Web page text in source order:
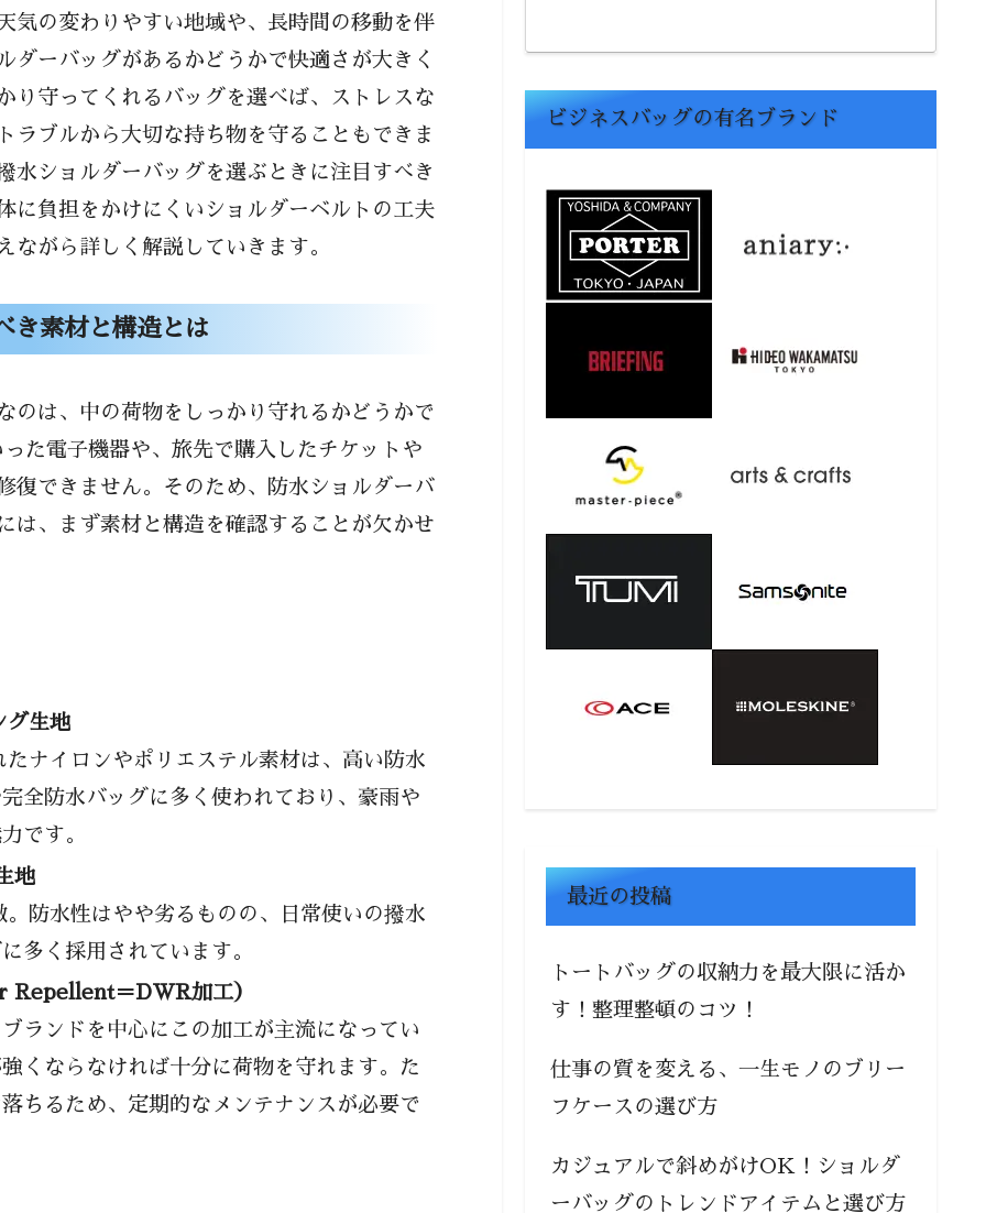
ョルダーベルトの工夫
み
のメリット
基づく設計
収納スペースの工夫
ッグのメリットとデメリット
ーンと不向きなシーン
取るか
価レビュー
」という失敗談から学ぶ
バッグ選び
めのチェックリスト
場合
る選び方のコツ
気の変わりやすい地域や、長時間の移動を伴
ダーバッグがあるかどうかで快適さが大きく
り守ってくれるバッグを選べば、ストレスな
ラブルから大切な持ち物を守ることもできま
水ショルダーバッグを選ぶときに注目すべき
に負担をかけにくいショルダーベルトの工夫
がら詳しく解説していきます。
き素材と構造とは
のは、中の荷物をしっかり守れるかどうかで
た電子機器や、旅先で購入したチケットや
復できません。そのため、防水ショルダーバ
は、まず素材と構造を確認することが欠かせ
グ生地
ナイロンやポリエステル素材は、高い防水
全防水バッグに多く使われており、豪雨や
です。
地
防水性はやや劣るものの、日常使いの撥水
多く採用されています。
Repellent＝DWR加工）
ンドを中心にこの加工が主流になってい
くならなければ十分に荷物を守れます。た
ちるため、定期的なメンテナンスが必要で
最近の投稿
トートバッグの収納力を最大限に活か
ーバッグのトレンドアイテムと選び方
勤・遠足・旅行に便利なコンパクトサ
イズ
【必見】トートバッグの型崩れを防ぐ
方法＆メンテナンスのコツ！